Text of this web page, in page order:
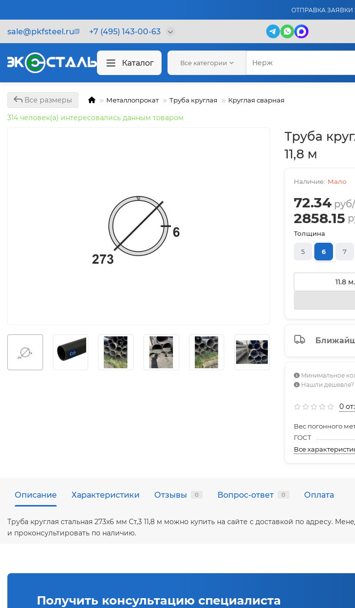
ОТПРАВКА ЗАЯВКИ
sale@pkfsteel.ru +7 (495) 143-00-63
Каталог Все категории
Все размеры Металлопрокат Труба круглая Круглая сварная
314 человек(а) интересовались данным товаром
Труба
11,8 м
Мало
72.34
2858.15
Толщина
5 6 7
Минимальное
Нашли дешевле?
0
Вес погонного
ГОСТ
Все
Описание Характеристики Отзывы 0 Вопрос-ответ 0 Оплата
Труба круглая стальная 273х6 мм Ст,3 11,8 м можно купить на сайте с доставкой по
и проконсультировать по наличию.
Получить консультацию специалиста